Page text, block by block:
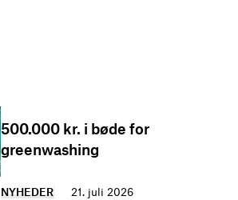
500.000 kr. i bøde for
greenwashing
NYHEDER 21. juli 2026